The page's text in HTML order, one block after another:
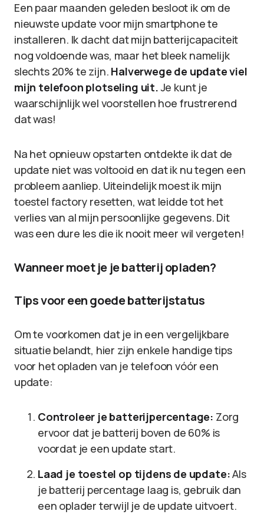
Een paar maanden geleden besloot ik om de
nieuwste update voor mijn smartphone te
installeren. Ik dacht dat mijn batterijcapaciteit
nog voldoende was, maar het bleek namelijk
slechts 20% te zijn. Halverwege de update viel
mijn telefoon plotseling uit.Je kunt je
waarschijnlijk wel voorstellen hoe frustrerend
dat was!
Na het opnieuw opstarten ontdekte ik dat de
update niet was voltooid en dat ik nu tegen een
probleem aanliep. Uiteindelijk moest ik mijn
toestel factory resetten, wat leidde tot het
verlies van al mijn persoonlijke gegevens. Dit
was een dure les die ik nooit meer wil vergeten!
Wanneer moet je je batterij opladen?
Tips voor een goede batterijstatus
Om te voorkomen dat je in een vergelijkbare
situatie belandt, hier zijn enkele handige tips
voor het opladen van je telefoon vóór een
update:
Controleer je batterijpercentage: Zorg
ervoor dat je batterij boven de 60% is
voordat je een update start.
Laad je toestel op tijdens de update:Als
je batterij percentage laag is, gebruik dan
een oplader terwijl je de update uitvoert.